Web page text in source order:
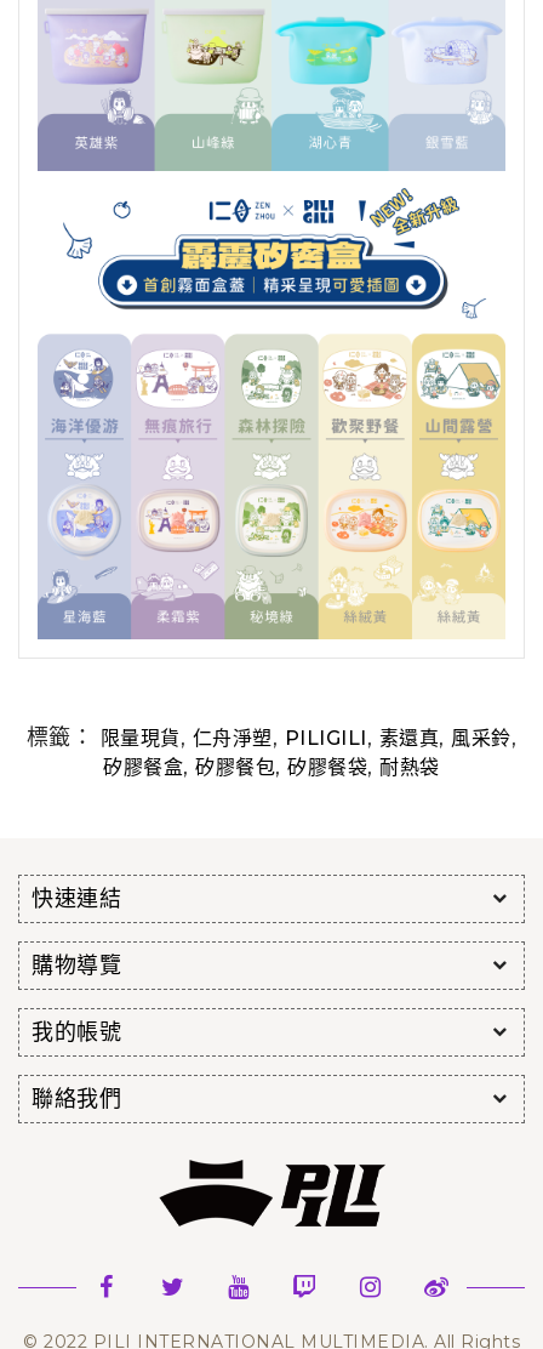
標籤： 限量現貨, 仁舟淨塑, PILIGILI, 素還真, 風采鈴,
矽膠餐盒,矽膠餐包,矽膠餐袋,耐熱袋
快速連結
購物導覽
我的帳號
聯絡我們
© 2022 PILI INTERNATIONAL MULTIMEDIA. All Rights